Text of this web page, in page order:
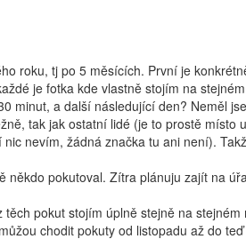
roku, tj po 5 měsících. První je
je fotka kde vlastně stojím na
minut, a další následující den? Neměl
tak jak ostatní lidé (je to prostě místo
nevím, žádná značka tu ani není).
někdo pokutoval. Zítra plánuju zajít na
pokut stojím úplně stejně na stejném
chodit pokuty od listopadu až do